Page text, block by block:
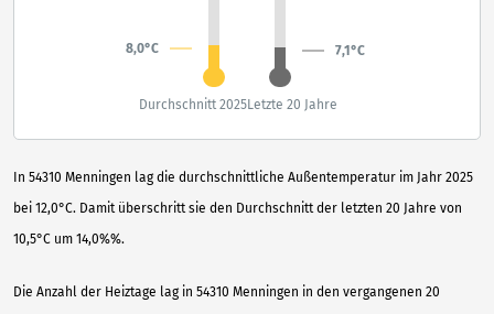
In 54310 Menningen lag die durchschnittliche Außentemperatur im Jahr 2025
bei 12,0°C. Damit überschritt sie den Durchschnitt der letzten 20 Jahre von
10,5°C um 14,0%%.
Die Anzahl der Heiztage lag in 54310 Menningen in den vergangenen 20
8,0°C 7,1°C
Durchschnitt 2025Letzte 20 Jahre